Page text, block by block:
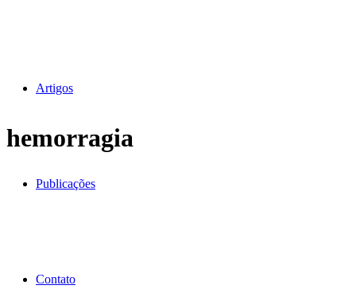
Artigos
Publicações
Contato
hemorragia